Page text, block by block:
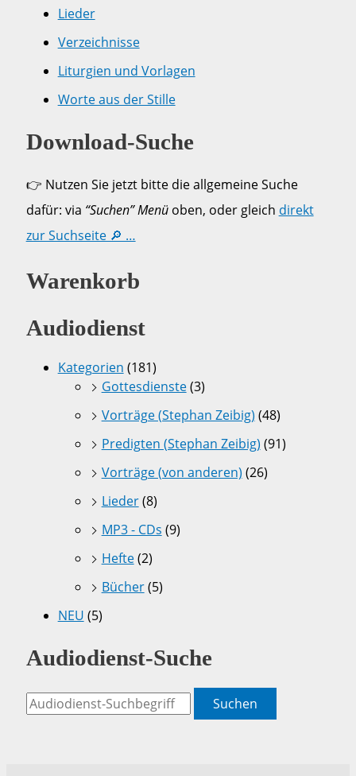
Lieder
Verzeichnisse
Liturgien und Vorlagen
Worte aus der Stille
Download-Suche
👉 Nutzen Sie jetzt bitte die allgemeine Suche
dafür: via “Suchen” Menüoben, oder gleich direkt
zur Suchseite 🔎 …
Warenkorb
Audiodienst
Kategorien (181)
Gottesdienste(3)
Vorträge (Stephan Zeibig) (48)
Predigten (Stephan Zeibig) (91)
Vorträge (von anderen) (26)
Lieder(8)
MP3 - CDs (9)
Hefte(2)
Bücher(5)
NEU (5)
Audiodienst-Suche
Suchen